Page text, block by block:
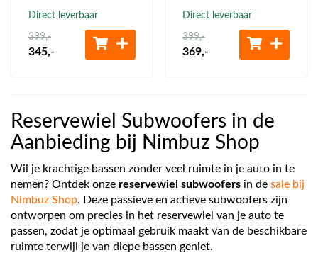
Direct leverbaar
399,-
345,-
Direct leverbaar
399,-
369,-
Reservewiel Subwoofers in de
Aanbieding bij Nimbuz Shop
Wil je krachtige bassen zonder veel ruimte in je auto in te
nemen? Ontdek onze reservewiel subwoofers in de sale bij
Nimbuz Shop. Deze passieve en actieve subwoofers zijn
ontworpen om precies in het reservewiel van je auto te
passen, zodat je optimaal gebruik maakt van de beschikbare
ruimte terwijl je van diepe bassen geniet.